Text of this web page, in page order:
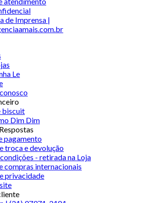
de Imprensa |
Le
biscuit
Dim Dim
pagamento
troca e devolução
- retirada na Loja
compras internacionais
privacidade